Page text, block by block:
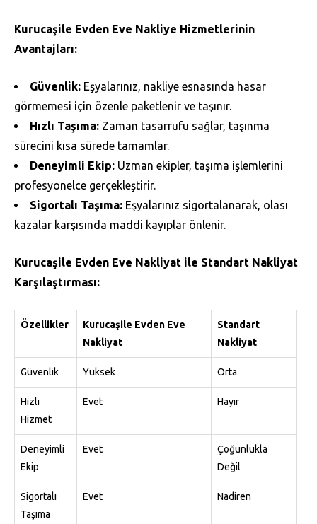
Kurucaşile Evden Eve Nakliye Hizmetlerinin
Avantajları:
Güvenlik: Eşyalarınız, nakliye esnasında hasar
görmemesi için özenle paketlenir ve taşınır.
Hızlı Taşıma: Zaman tasarrufu sağlar, taşınma
sürecini kısa sürede tamamlar.
Deneyimli Ekip: Uzman ekipler, taşıma işlemlerini
profesyonelce gerçekleştirir.
Sigortalı Taşıma: Eşyalarınız sigortalanarak, olası
kazalar karşısında maddi kayıplar önlenir.
Kurucaşile Evden Eve Nakliyat ile Standart Nakliyat
Karşılaştırması:
Özellikler
Kurucaşile Evden Eve
Nakliyat
Standart
Nakliyat
Güvenlik Yüksek Orta
Hızlı
Hizmet
Evet Hayır
Deneyimli
Ekip
Evet
Çoğunlukla
Değil
Sigortalı
Taşıma
Evet Nadiren